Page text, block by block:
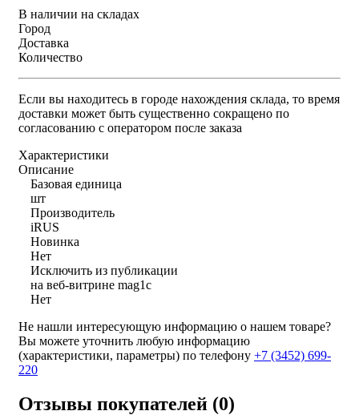
В наличии на складах
Город
Доставка
Количество
Если вы находитесь в городе нахождения склада, то время
доставки может быть существенно сокращено по
согласованию с оператором после заказа
Характеристики
Описание
Базовая единица
шт
Производитель
iRUS
Новинка
Нет
Исключить из публикации
на веб-витрине mag1c
Нет
Не нашли интересующую информацию о нашем товаре?
Вы можете уточнить любую информацию
(характеристики, параметры) по телефону +7 (3452) 699-
220
Отзывы покупателей (0)